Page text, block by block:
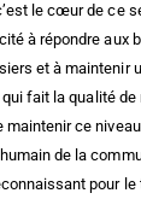
le cœur de ce
à répondre aux
et à maintenir
fait la qualité de
ce
de la
pour